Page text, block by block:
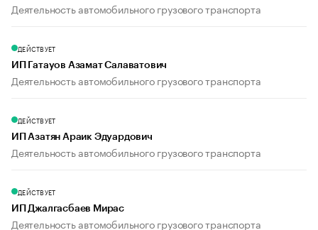
Деятельность автомобильного грузового транспорта
ДЕЙСТВУЕТ
ИП Гатауов Азамат Салаватович
Деятельность автомобильного грузового транспорта
ДЕЙСТВУЕТ
ИП Азатян Араик Эдуардович
Деятельность автомобильного грузового транспорта
ДЕЙСТВУЕТ
ИП Джалгасбаев Мирас
Деятельность автомобильного грузового транспорта